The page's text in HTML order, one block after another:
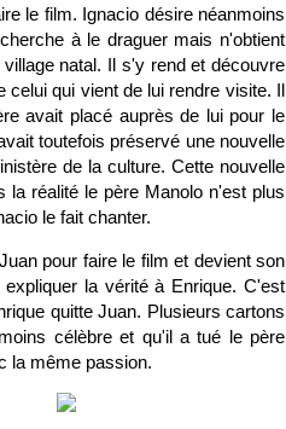
le film. Ignacio désire néanmoins
à le draguer mais n'obtient
natal. Il s'y rend et découvre
qui vient de lui rendre visite. Il
avait placé auprès de lui pour le
toutefois préservé une nouvelle
de la culture. Cette nouvelle
la réalité le père Manolo n'est plus
le fait chanter.
pour faire le film et devient son
la vérité à Enrique. C'est
quitte Juan. Plusieurs cartons
célèbre et qu'il a tué le père
la même passion.